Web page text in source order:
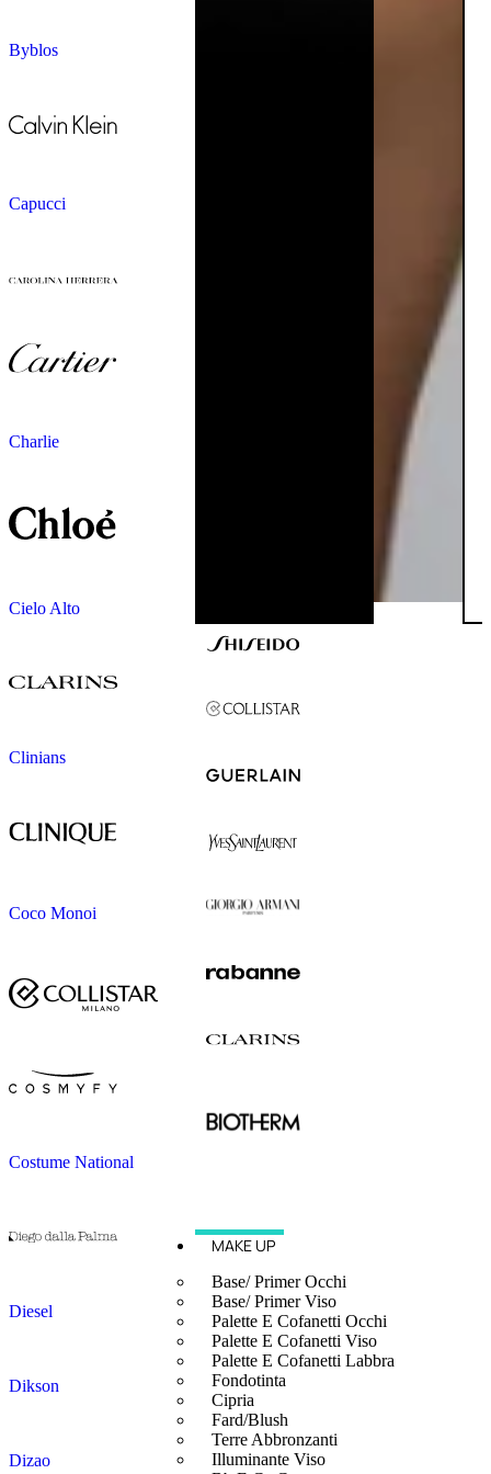
MAKE UP
Base/ Primer Occhi
Base/ Primer Viso
Palette E Cofanetti Occhi
Palette E Cofanetti Viso
Palette E Cofanetti Labbra
Fondotinta
Cipria
Fard/Blush
Terre Abbronzanti
Illuminante Viso
Byblos
Capucci
Charlie
Cielo Alto
Clinians
Coco Monoi
Costume National
Diesel
Dikson
Dizao